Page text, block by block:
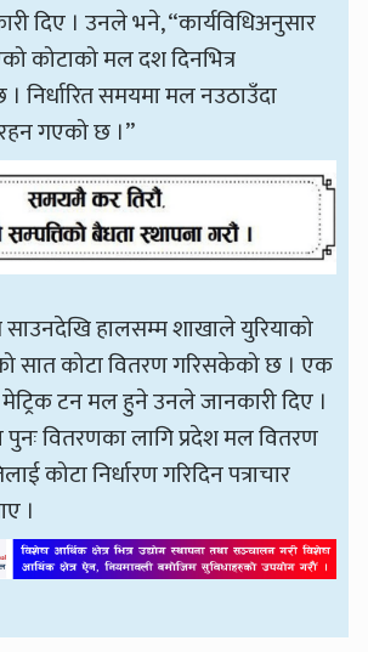
दिए । उनले भने, “कार्यविधिअनुसार
कोटाको मल दश दिनभित्र
निर्धारित समयमा मल नउठाउँदा
गएको छ ।”
हालसम्म शाखाले युरियाको
सात कोटा वितरण गरिसकेको छ । एक
टन मल हुने उनले जानकारी दिए ।
वितरणका लागि प्रदेश मल वितरण
कोटा निर्धारण गरिदिन पत्राचार
।